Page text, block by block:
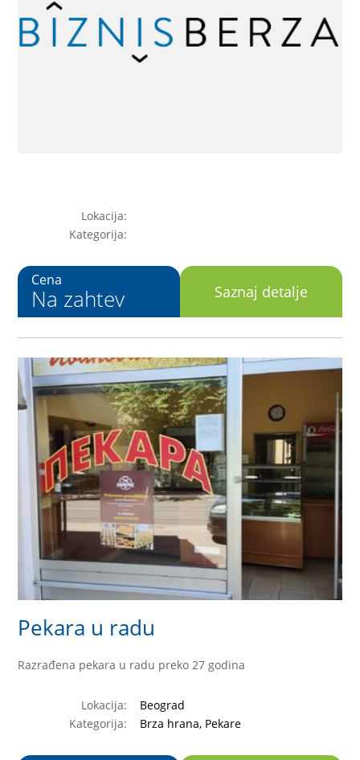
Lokacija:
Kategorija:
Cena
Na zahtev Saznaj detalje
Pekara u radu
Razrađena pekara u radu preko 27 godina
Lokacija:
Beograd
Kategorija:
Brza hrana, Pekare